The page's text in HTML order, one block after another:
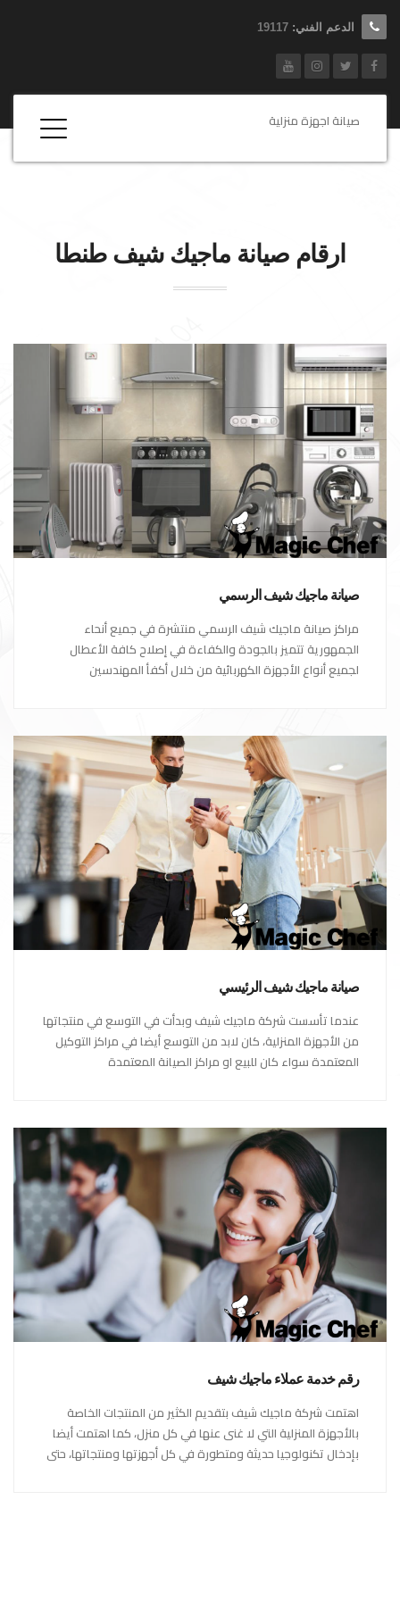
الدعم الفني: 19117
صيانة اجهزة منزلية
ارقام صيانة ماجيك شيف طنطا
صيانة ماجيك شيف الرسمي
مراكز صيانة ماجيك شيف الرسمي منتشرة في جميع أنحاء
الجمهورية تتميز بالجودة والكفاءة في إصلاح كافة الأعطال
لجميع أنواع الأجهزة الكهربائية من خلال أكفأ المهندسين
صيانة ماجيك شيف الرئيسي
عندما تأسست شركة ماجيك شيف وبدأت في التوسع في منتجاتها
من الأجهزة المنزلية، كان لابد من التوسع أيضا في مراكز التوكيل
المعتمدة سواء كان للبيع او مراكز الصيانة المعتمدة
رقم خدمة عملاء ماجيك شيف
اهتمت شركة ماجيك شيف بتقديم الكثير من المنتجات الخاصة
بالأجهزة المنزلية التي لا غنى عنها في كل منزل، كما اهتمت أيضا
بإدخال تكنولوجيا حديثة ومتطورة في كل أجهزتها ومنتجاتها، حتى